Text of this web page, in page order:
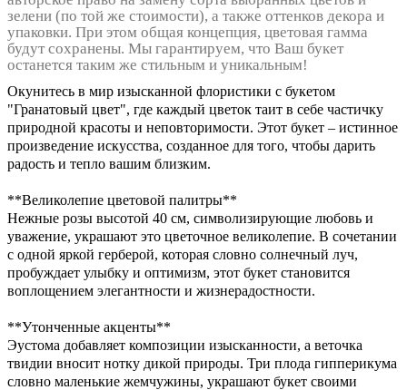
зелени (по той же стоимости), а также оттенков декора и
упаковки. При этом общая концепция, цветовая гамма
будут сохранены. Мы гарантируем, что Ваш букет
останется таким же стильным и уникальным!
Окунитесь в мир изысканной флористики с букетом
"Гранатовый цвет", где каждый цветок таит в себе частичку
природной красоты и неповторимости. Этот букет – истинное
произведение искусства, созданное для того, чтобы дарить
радость и тепло вашим близким.
**Великолепие цветовой палитры**
Нежные розы высотой 40 см, символизирующие любовь и
уважение, украшают это цветочное великолепие. В сочетании
с одной яркой герберой, которая словно солнечный луч,
пробуждает улыбку и оптимизм, этот букет становится
воплощением элегантности и жизнерадостности.
**Утонченные акценты**
Эустома добавляет композиции изысканности, а веточка
твидии вносит нотку дикой природы. Три плода гипперикума
словно маленькие жемчужины, украшают букет своими